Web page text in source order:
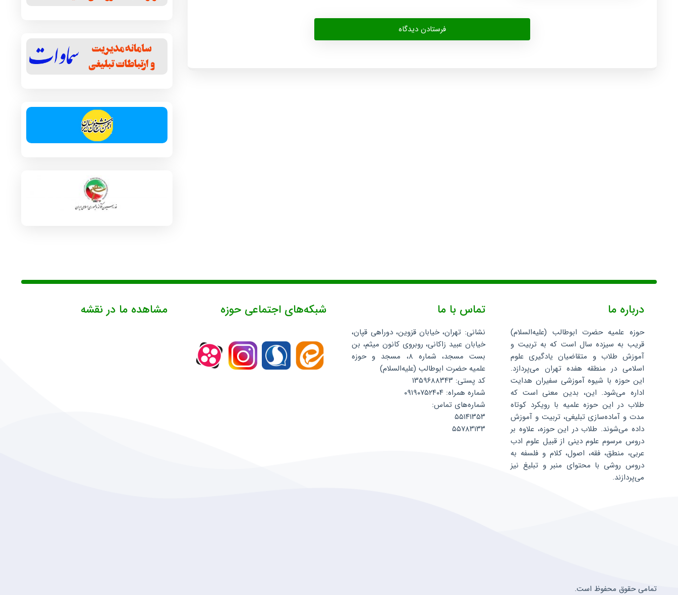
درباره ما
حوزه علمیه حضرت ابوطالب (علیه‌السلام)
قریب به سیزده سال است که به تربیت و
آموزش طلاب و متقاضیان یادگیری علوم
اسلامی در منطقه هفده تهران می‌پردازد.
این حوزه با شیوه آموزشی سفیران هدایت
اداره می‌شود. این، بدین معنی است که
طلاب در این حوزه علمیه با رویکرد کوتاه
مدت و آماده‌سازی تبلیغی، تربیت و آموزش
داده می‌شوند. طلاب در این حوزه، علاوه بر
دروس مرسوم علوم دینی از قبیل علوم ادب
عربی، منطق، فقه، اصول، کلام و فلسفه به
دروس روشی با محتوای منبر و تبلیغ نیز
می‌پردازند.
تماس با ما
نشانی: تهران، خیابان قزوین، دوراهی قپان،
خیابان عبید زاکانی، روبروی کانون میثم، بن
بست مسجد، شماره ۸، مسجد و حوزه
علمیه حضرت ابوطالب (علیه‌السلام)
کد پستی: ۱۳۵۹۶۸۸۳۴۳
شماره همراه: ۰۹۱۹۰۷۵۲۴۰۴
شماره‌های تماس:
۵۵۱۴۱۳۵۳
۵۵۷۸۳۱۳۳
شبکه‌های اجتماعی حوزه مشاهده ما در نقشه
تمامی حقوق محفوظ است.